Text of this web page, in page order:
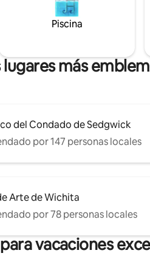
amplias,
y trasero,
Piscina
más
del Condado de Sedgwick
por 147 personas locales
Arte de Wichita
por 78 personas locales
vacaciones